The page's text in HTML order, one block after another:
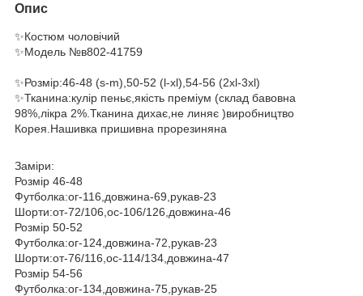
Опис
✨Костюм чоловічий
✨Модель №в802-41759
✨Розмір:46-48 (s-m),50-52 (l-xl),54-56 (2xl-3xl)
✨Тканина:кулір пеньє,якість преміум (склад бавовна
98%,лікра 2%.Тканина дихає,не линяє )виробництво
Корея.Нашивка пришивна прорезиняна
Заміри:
Розмір 46-48
Футболка:ог-116,довжина-69,рукав-23
Шорти:от-72/106,ос-106/126,довжина-46
Розмір 50-52
Футболка:ог-124,довжина-72,рукав-23
Шорти:от-76/116,ос-114/134,довжина-47
Розмір 54-56
Футболка:ог-134,довжина-75,рукав-25